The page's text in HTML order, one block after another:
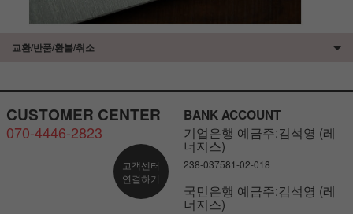
교환/반품/환불/취소
CUSTOMER CENTER
070-4446-2823
고객센터
연결하기
BANK ACCOUNT
기업은행 예금주:김석영 (레
너지스)
238-037581-02-018
국민은행 예금주:김석영 (레
너지스)